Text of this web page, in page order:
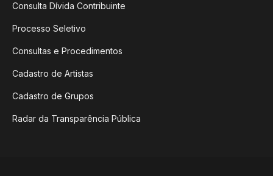
Consulta Dívida Contribuinte
Processo Seletivo
Consultas e Procedimentos
Cadastro de Artistas
Cadastro de Grupos
Radar da Transparência Pública